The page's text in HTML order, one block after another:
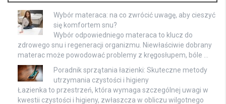
Wybór materaca: na co zwrócić uwagę, aby cieszyć
się komfortem snu?
Wybór odpowiedniego materaca to klucz do
zdrowego snu i regeneracji organizmu. Niewłaściwie dobrany
materac może powodować problemy z kręgosłupem, bóle …
Poradnik sprzątania łazienki: Skuteczne metody
utrzymania czystości i higieny
Łazienka to przestrzeń, która wymaga szczególnej uwagi w
kwestii czystości i higieny, zwłaszcza w obliczu wilgotnego